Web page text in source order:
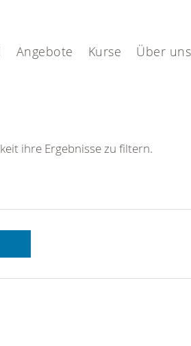
Angebote Kurse Über uns
ihre Ergebnisse zu filtern.